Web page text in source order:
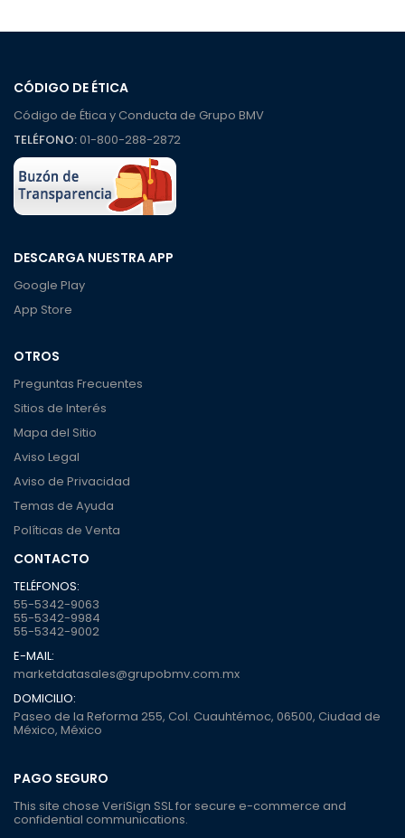
CÓDIGO DE ÉTICA
Código de Ética y Conducta de Grupo BMV
TELÉFONO:01-800-288-2872
DESCARGA NUESTRA APP
Google Play
App Store
OTROS
Preguntas Frecuentes
Sitios de Interés
Mapa del Sitio
Aviso Legal
Aviso de Privacidad
Temas de Ayuda
Políticas de Venta
CONTACTO
TELÉFONOS:
55-5342-9063
55-5342-9984
55-5342-9002
E-MAIL:
marketdatasales@grupobmv.com.mx
DOMICILIO:
Paseo de la Reforma 255, Col. Cuauhtémoc, 06500, Ciudad de
México, México
PAGO SEGURO
This site chose VeriSign SSL for secure e-commerce and
confidential communications.